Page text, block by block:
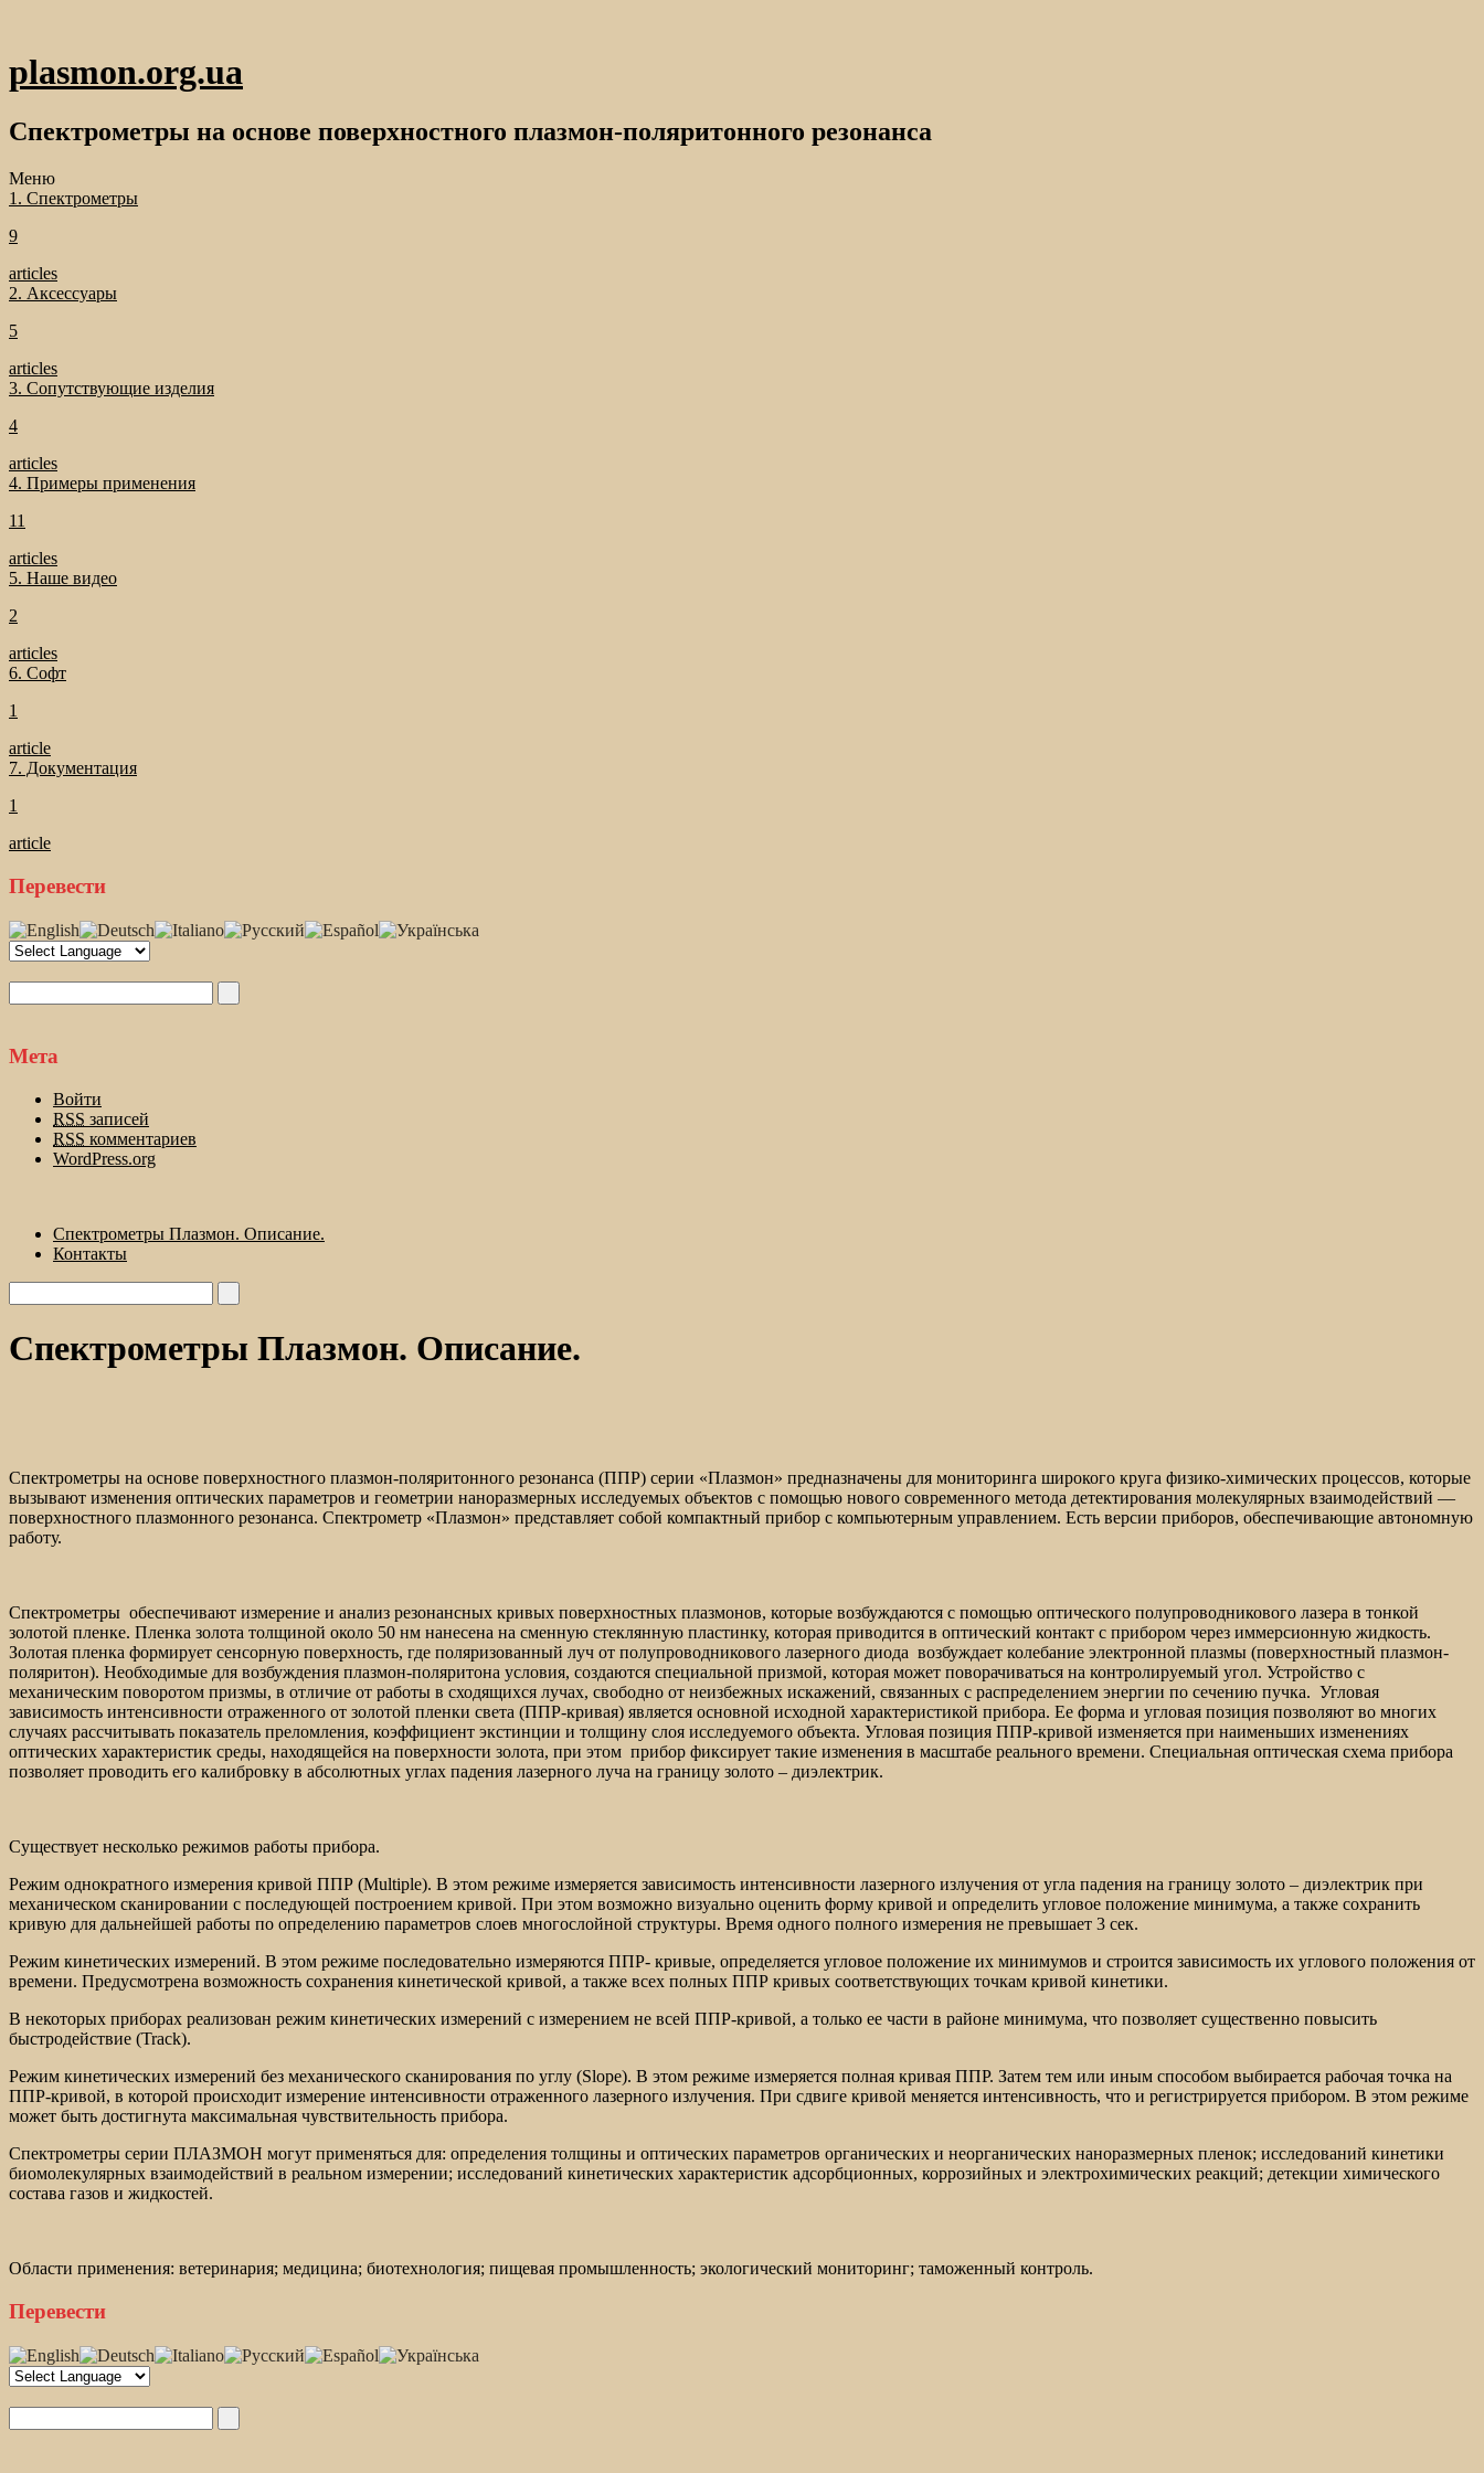
plasmon.org.ua
Спектрометры на основе поверхностного плазмон-поляритонного резонанса
Меню
1. Спектрометры
9
articles
2. Аксессуары
5
articles
3. Сопутствующие изделия
4
articles
4. Примеры применения
11
articles
5. Наше видео
2
articles
6. Софт
1
article
7. Документация
1
article
Перевести
Мета
Войти
RSS записей
RSS комментариев
WordPress.org
Спектрометры Плазмон. Описание.
Контакты
Спектрометры Плазмон. Описание.
Спектрометры на основе поверхностного плазмон-поляритонного резонанса (ППР) серии «Плазмон» предназначены для мониторинга широкого круга физико-химических процессов, которые
вызывают изменения оптических параметров и геометрии наноразмерных исследуемых объектов с помощью нового современного метода детектирования молекулярных взаимодействий —
поверхностного плазмонного резонанса. Спектрометр «Плазмон» представляет собой компактный прибор с компьютерным управлением. Есть версии приборов, обеспечивающие автономную
работу.
Спектрометры обеспечивают измерение и анализ резонансных кривых поверхностных плазмонов, которые возбуждаются с помощью оптического полупроводникового лазера в тонкой
золотой пленке. Пленка золота толщиной около 50 нм нанесена на сменную стеклянную пластинку, которая приводится в оптический контакт с прибором через иммерсионную жидкость.
Золотая пленка формирует сенсорную поверхность, где поляризованный луч от полупроводникового лазерного диода возбуждает колебание электронной плазмы (поверхностный плазмон-
поляритон). Необходимые для возбуждения плазмон-поляритона условия, создаются специальной призмой, которая может поворачиваться на контролируемый угол. Устройство с
механическим поворотом призмы, в отличие от работы в сходящихся лучах, свободно от неизбежных искажений, связанных с распределением энергии по сечению пучка. Угловая
зависимость интенсивности отраженного от золотой пленки света (ППР-кривая) является основной исходной характеристикой прибора. Ее форма и угловая позиция позволяют во многих
случаях рассчитывать показатель преломления, коэффициент экстинции и толщину слоя исследуемого объекта. Угловая позиция ППР-кривой изменяется при наименьших изменениях
оптических характеристик среды, находящейся на поверхности золота, при этом прибор фиксирует такие изменения в масштабе реального времени. Специальная оптическая схема прибора
позволяет проводить его калибровку в абсолютных углах падения лазерного луча на границу золото – диэлектрик.
Существует несколько режимов работы прибора.
Режим однократного измерения кривой ППР (Multiple). В этом режиме измеряется зависимость интенсивности лазерного излучения от угла падения на границу золото – диэлектрик при
механическом сканировании с последующей построением кривой. При этом возможно визуально оценить форму кривой и определить угловое положение минимума, а также сохранить
кривую для дальнейшей работы по определению параметров слоев многослойной структуры. Время одного полного измерения не превышает 3 сек.
Режим кинетических измерений. В этом режиме последовательно измеряются ППР- кривые, определяется угловое положение их минимумов и строится зависимость их углового положения от
времени. Предусмотрена возможность сохранения кинетической кривой, а также всех полных ППР кривых соответствующих точкам кривой кинетики.
В некоторых приборах реализован режим кинетических измерений с измерением не всей ППР-кривой, а только ее части в районе минимума, что позволяет существенно повысить
быстродействие (Track).
Режим кинетических измерений без механического сканирования по углу (Slope). В этом режиме измеряется полная кривая ППР. Затем тем или иным способом выбирается рабочая точка на
ППР-кривой, в которой происходит измерение интенсивности отраженного лазерного излучения. При сдвиге кривой меняется интенсивность, что и регистрируется прибором. В этом режиме
может быть достигнута максимальная чувствительность прибора.
Спектрометры серии ПЛАЗМОН могут применяться для: определения толщины и оптических параметров органических и неорганических наноразмерных пленок; исследований кинетики
биомолекулярных взаимодействий в реальном измерении; исследований кинетических характеристик адсорбционных, коррозийных и электрохимических реакций; детекции химического
состава газов и жидкостей.
Области применения: ветеринария; медицина; биотехнология; пищевая промышленность; экологический мониторинг; таможенный контроль.
Перевести